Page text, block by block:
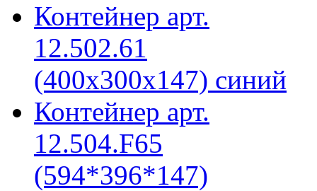
Контейнер арт.
12.502.61
(400х300х147) синий
Контейнер арт.
12.504.F65
(594*396*147)